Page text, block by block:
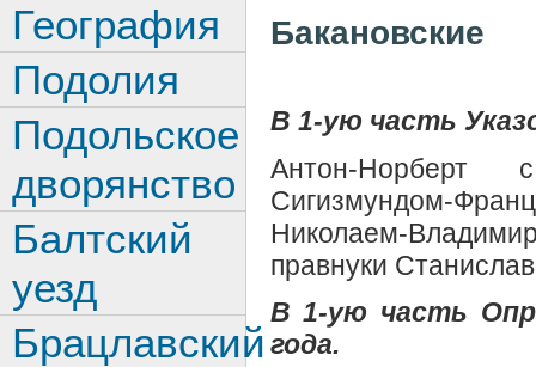
Бакановские
В 1-ую часть
Антон-Норберт
Сигизмундом-
Николаем-
правнуки
В 1-ую часть
года.
География
Подолия
Подольское
дворянство
Балтский
уезд
Брацлавский